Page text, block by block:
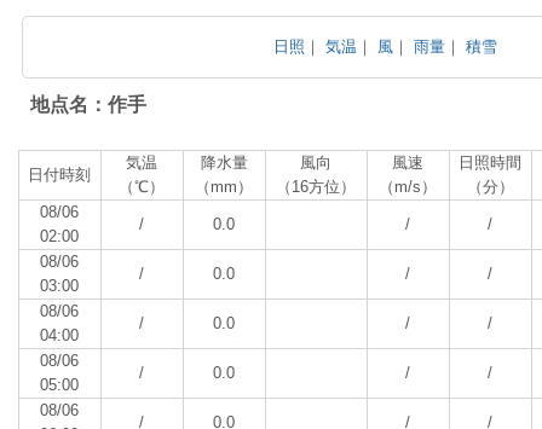
日照 ｜気温 ｜ 風 ｜雨量 ｜積雪
地点名：作手
日付時刻
気温
（℃）
降水量
（mm）
風向
（16方位）
風速
（m/s）
日照時間
（分）
08/06
02:00
/ 0.0 / /
08/06
03:00
/ 0.0 / /
08/06
04:00
/ 0.0 / /
08/06
05:00
/ 0.0 / /
08/06
/ 0.0 / /